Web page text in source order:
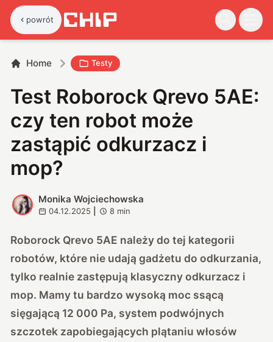
powrót
Home Testy
Test Roborock Qrevo 5AE:
czy ten robot może
zastąpić odkurzacz i
mop?
M
Monika Wojciechowska
04.12.2025 8 min
Roborock Qrevo 5AE należy do tej kategorii
robotów, które nie udają gadżetu do odkurzania,
tylko realnie zastępują klasyczny odkurzacz i
mop. Mamy tu bardzo wysoką moc ssącą
sięgającą 12 000 Pa, system podwójnych
szczotek zapobiegających plątaniu włosów